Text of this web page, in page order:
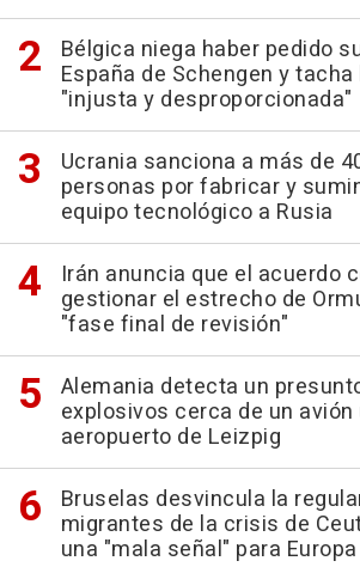
Bélgica niega haber pedido
España de Schengen y
"injusta y desproporcionada"
Ucrania sanciona a más de
personas por fabricar y
equipo tecnológico a Rusia
Irán anuncia que el acuerdo
gestionar el estrecho de
"fase final de revisión"
Alemania detecta un
explosivos cerca de un
aeropuerto de Leizpig
Bruselas desvincula la
migrantes de la crisis de
una "mala señal" para Europa